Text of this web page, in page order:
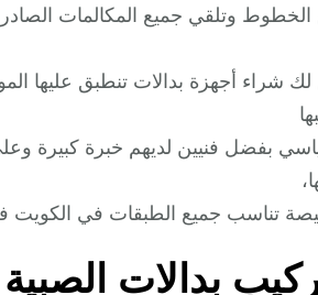
الخطوط وتلقي جميع المكالمات
شراء أجهزة بدالات تنطبق عليها
بفضل فنيين لديهم خبرة كبيرة
تناسب جميع الطبقات في الكويت
بدالات الصبية